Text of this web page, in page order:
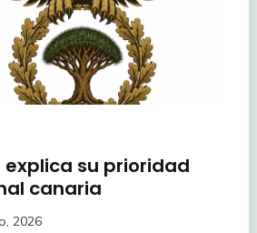
explica su prioridad
canaria
2026